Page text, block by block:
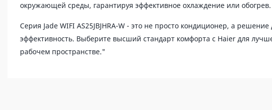
окружающей среды, гарантируя эффективное охлаждение или обогрев.
Серия Jade WIFI AS25JBJHRA-W - это не просто кондиционер, а решение
эффективность. Выберите высший стандарт комфорта с Haier для
рабочем пространстве."